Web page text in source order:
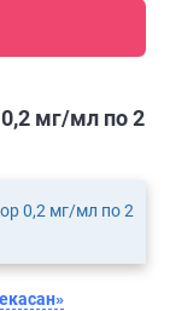
мг/мл по 2
0,2 мг/мл по 2